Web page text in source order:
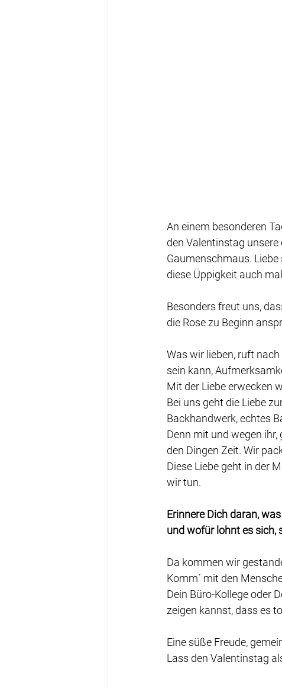
An einem besonderen
den Valentinstag unsere
Gaumenschmaus.
diese Üppigkeit auch
Besonders freut uns,
die Rose zu Beginn
Was wir lieben, ruft
sein kann,
Mit der Liebe erwecken
Bei uns geht die Liebe
Backhandwerk, echtes
Denn mit und wegen
den Dingen Zeit. Wir
Diese Liebe geht in der
wir tun.
Erinnere Dich daran,
und wofür lohnt es sich,
Da kommen wir
Komm´ mit den
Dein Büro-Kollege oder
zeigen kannst, dass es
Eine süße Freude,
Lass den Valentinstag